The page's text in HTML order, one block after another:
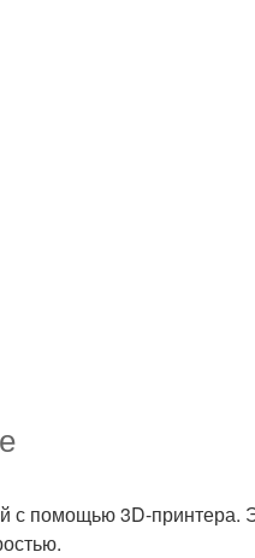
с помощью 3D-принтера.